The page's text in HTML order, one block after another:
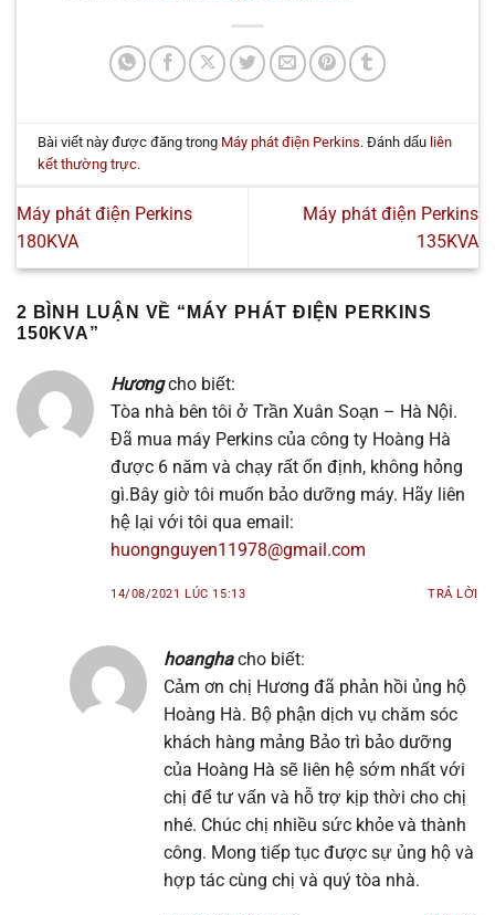
Bài viết này được đăng trong Máy phát điện Perkins. Đánh dấu liên
kết thường trực.
Máy phát điện Perkins
180KVA
Máy phát điện Perkins
135KVA
2 BÌNH LUẬN VỀ “ MÁY PHÁT ĐIỆN PERKINS
150KVA”
Hương cho biết:
Tòa nhà bên tôi ở Trần Xuân Soạn – Hà Nội.
Đã mua máy Perkins của công ty Hoàng Hà
được 6 năm và chạy rất ổn định, không hỏng
gì.Bây giờ tôi muốn bảo dưỡng máy. Hãy liên
hệ lại với tôi qua email:
huongnguyen11978@gmail.com
14/08/2021 LÚC 15:13 TRẢ LỜI
hoangha cho biết:
Cảm ơn chị Hương đã phản hồi ủng hộ
Hoàng Hà. Bộ phận dịch vụ chăm sóc
khách hàng mảng Bảo trì bảo dưỡng
của Hoàng Hà sẽ liên hệ sớm nhất với
chị để tư vấn và hỗ trợ kịp thời cho chị
nhé. Chúc chị nhiều sức khỏe và thành
công. Mong tiếp tục được sự ủng hộ và
hợp tác cùng chị và quý tòa nhà.